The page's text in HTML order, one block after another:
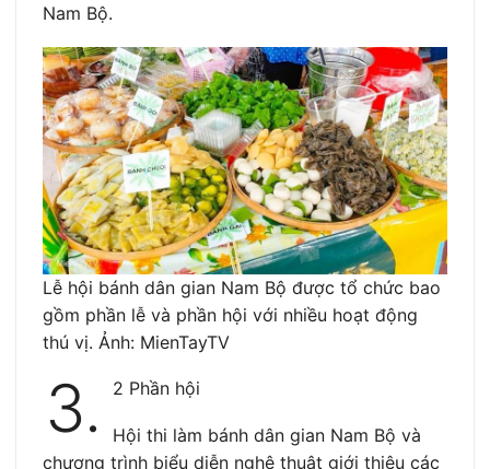
Nam Bộ.
Lễ hội bánh dân gian Nam Bộ được tổ chức bao
gồm phần lễ và phần hội với nhiều hoạt động
thú vị. Ảnh: MienTayTV
3. 2 Phần hội
Hội thi làm bánh dân gian Nam Bộ và
chương trình biểu diễn nghệ thuật giới thiệu các